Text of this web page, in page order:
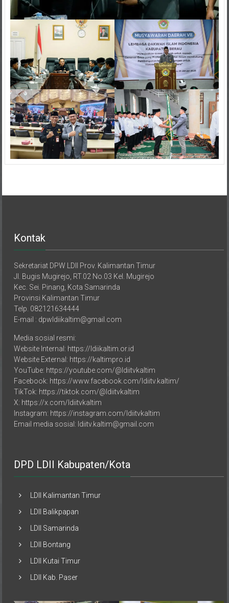
Kontak
Sekretariat DPW LDII Prov. Kalimantan Timur
Jl. Bugis Mugirejo, RT.02 No.03 Kel. Mugirejo
Kec. Sei. Pinang, Kota Samarinda
Provinsi Kalimantan Timur
Telp. 082121634444
E-mail : dpwldiikaltim@gmail.com
Media sosial resmi:
Website Internal: https://ldiikaltim.or.id
Website External: https://kaltimpro.id
YouTube: https://youtube.com/@ldiitvkaltim
Facebook: https://www.facebook.com/ldiitv.kaltim/
TikTok: https://tiktok.com/@ldiitvkaltim
X: https://x.com/ldiitvkaltim
Instagram: https://instagram.com/ldiitvkaltim
Email media sosial: ldiitv.kaltim@gmail.com
DPD LDII Kabupaten/Kota
LDII Kalimantan Timur
LDII Balikpapan
LDII Samarinda
LDII Bontang
LDII Kutai Timur
LDII Kab. Paser